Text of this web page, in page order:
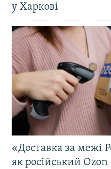
у Харкові
«Доставка за межі
як російський